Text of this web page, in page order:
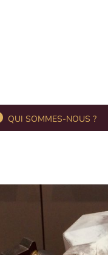
QUI SOMMES-NOUS ?